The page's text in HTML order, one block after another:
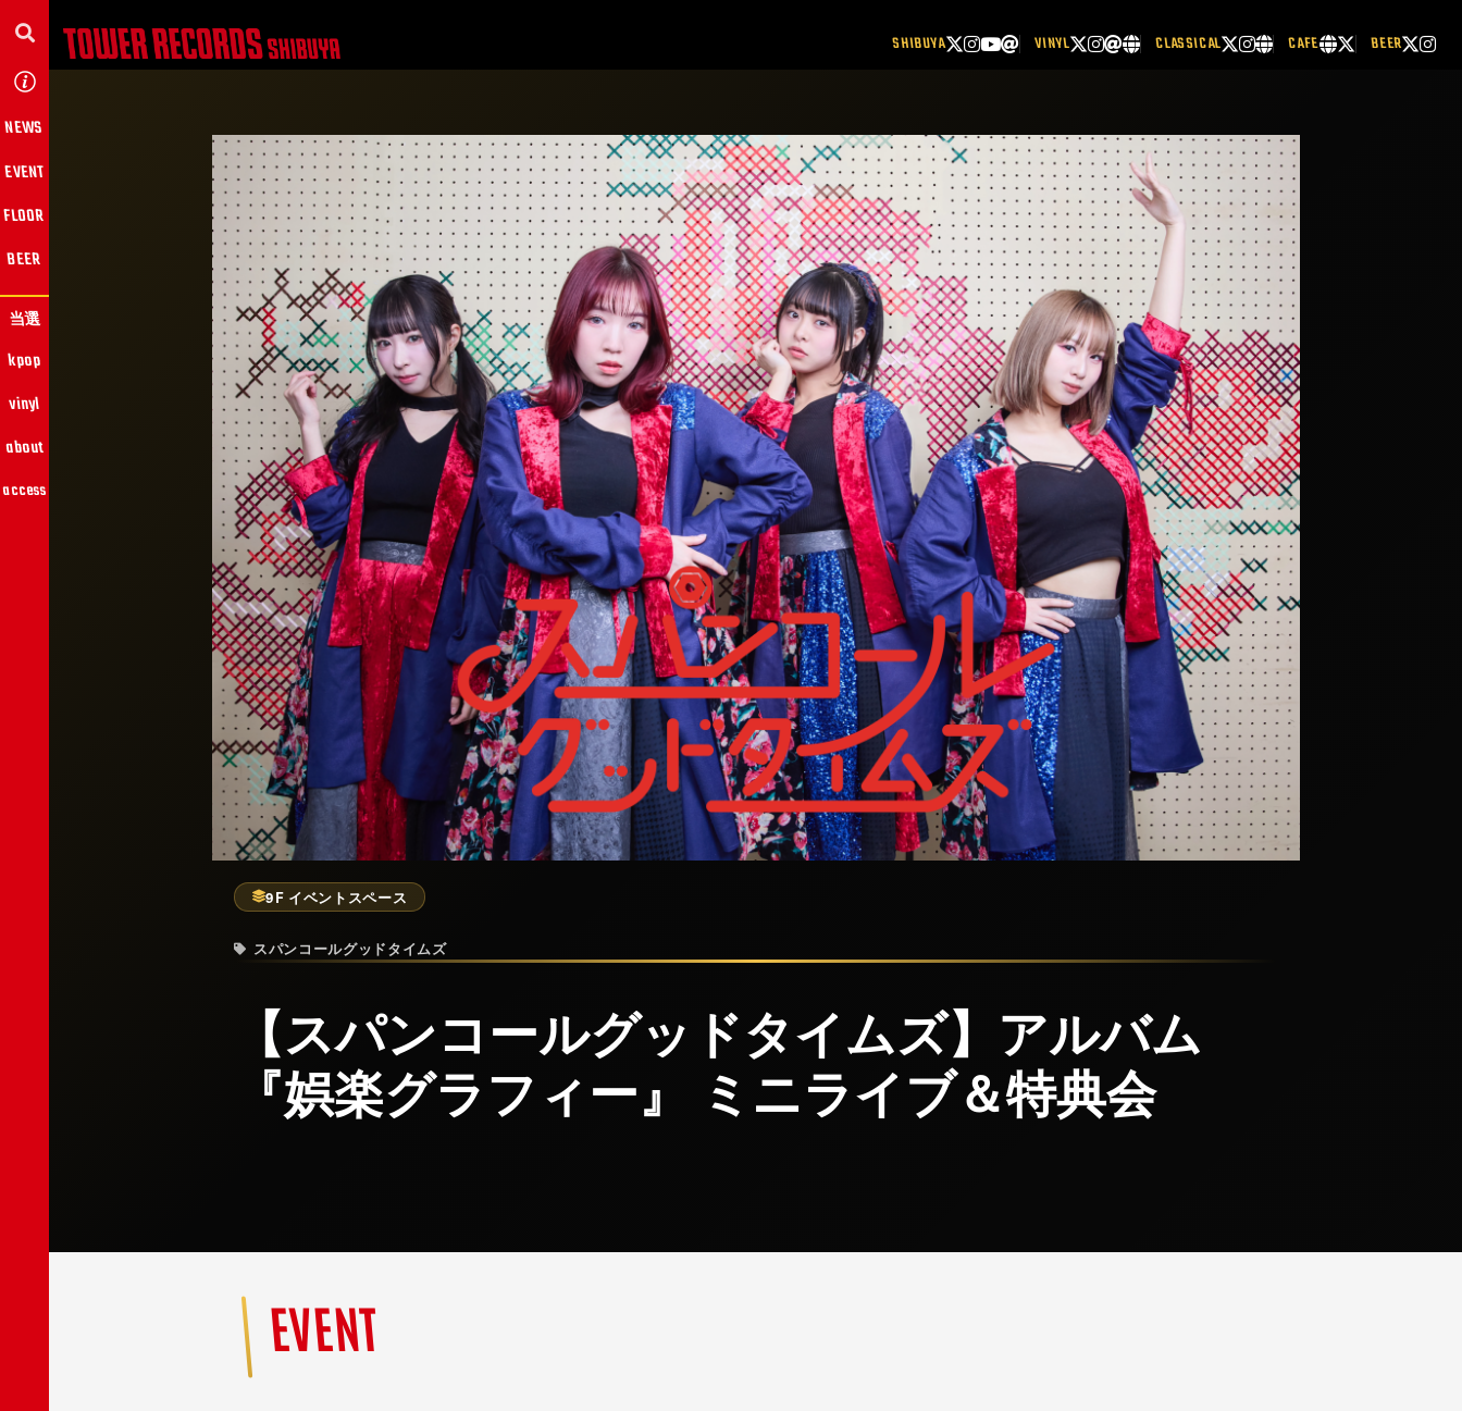
SHIBUYA VINYL CLASSICAL CAFE BEER
NEWS
EVENT
当選
FLOOR
BEER
kpop
vinyl
about
access
9F イベントスペース
スパンコールグッドタイムズ
【スパンコールグッドタイムズ】アルバム
『娯楽グラフィー』 ミニライブ＆特典会
EVENT